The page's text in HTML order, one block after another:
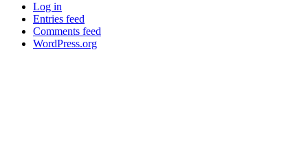
Log in
Entries feed
Comments feed
WordPress.org